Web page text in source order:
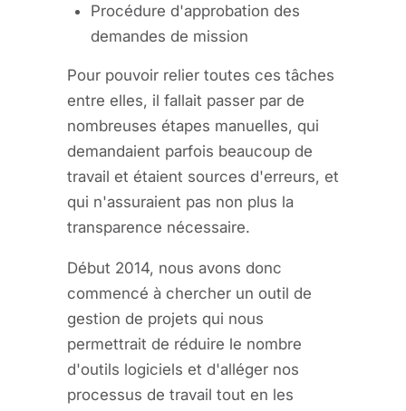
Procédure d'approbation des
demandes de mission
Pour pouvoir relier toutes ces tâches
entre elles, il fallait passer par de
nombreuses étapes manuelles, qui
demandaient parfois beaucoup de
travail et étaient sources d'erreurs, et
qui n'assuraient pas non plus la
transparence nécessaire.
Début 2014, nous avons donc
commencé à chercher un outil de
gestion de projets qui nous
permettrait de réduire le nombre
d'outils logiciels et d'alléger nos
processus de travail tout en les